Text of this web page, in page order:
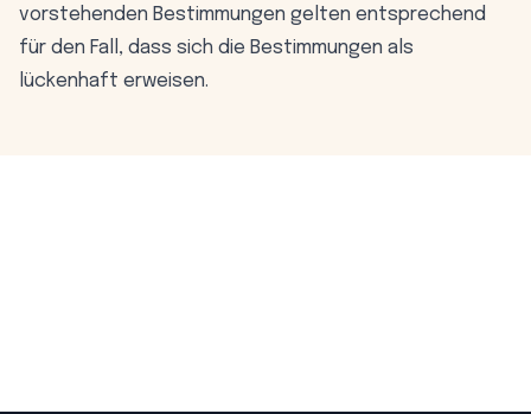
vorstehenden Bestimmungen gelten entsprechend
für den Fall, dass sich die Bestimmungen als
lückenhaft erweisen.